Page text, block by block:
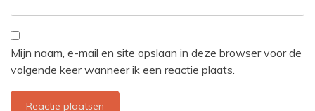
Mijn naam, e-mail en site opslaan in deze browser voor de
volgende keer wanneer ik een reactie plaats.